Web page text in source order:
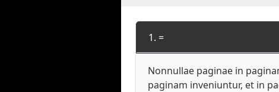
1. =
Nonnullae paginae in
paginam inveniuntur, et in